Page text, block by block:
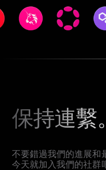
保持連繫。
不要錯過我們的進展
今天就加入我們的社群